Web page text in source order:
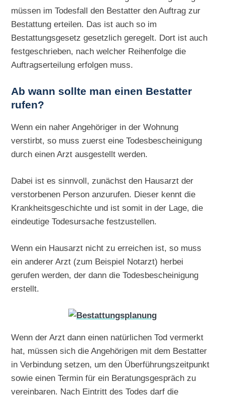
müssen im Todesfall den Bestatter den Auftrag zur
Bestattung erteilen. Das ist auch so im
Bestattungsgesetz gesetzlich geregelt. Dort ist auch
festgeschrieben, nach welcher Reihenfolge die
Auftragserteilung erfolgen muss.
Ab wann sollte man einen Bestatter
rufen?
Wenn ein naher Angehöriger in der Wohnung
verstirbt, so muss zuerst eine Todesbescheinigung
durch einen Arzt ausgestellt werden.
Dabei ist es sinnvoll, zunächst den Hausarzt der
verstorbenen Person anzurufen. Dieser kennt die
Krankheitsgeschichte und ist somit in der Lage, die
eindeutige Todesursache festzustellen.
Wenn ein Hausarzt nicht zu erreichen ist, so muss
ein anderer Arzt (zum Beispiel Notarzt) herbei
gerufen werden, der dann die Todesbescheinigung
erstellt.
Wenn der Arzt dann einen natürlichen Tod vermerkt
hat, müssen sich die Angehörigen mit dem Bestatter
in Verbindung setzen, um den Überführungszeitpunkt
sowie einen Termin für ein Beratungsgespräch zu
vereinbaren. Nach Eintritt des Todes darf die